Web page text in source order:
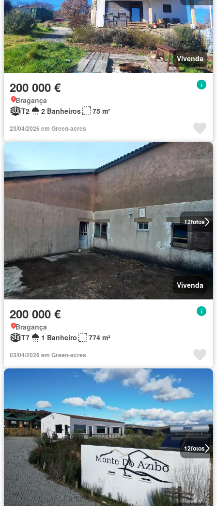
Vivenda
200 000 €
Bragança
T2
2 Banheiros 75 m²
23/04/2026 em Green-acres
12fotos
Vivenda
200 000 €
Bragança
T7
1 Banheiro 774 m²
03/04/2026 em Green-acres
12fotos